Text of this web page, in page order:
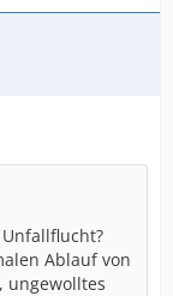
Ablauf von
ungewolltes